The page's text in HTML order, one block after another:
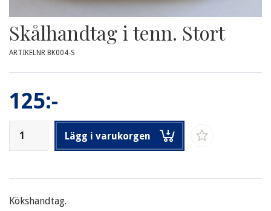
Skålhandtag i tenn. Stort
ARTIKELNR BK004-S
125:-
Lägg i varukorgen
Kökshandtag.